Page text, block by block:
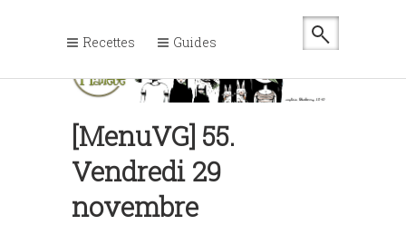
Recettes Guides
[MenuVG] 55.
Vendredi 29
novembre